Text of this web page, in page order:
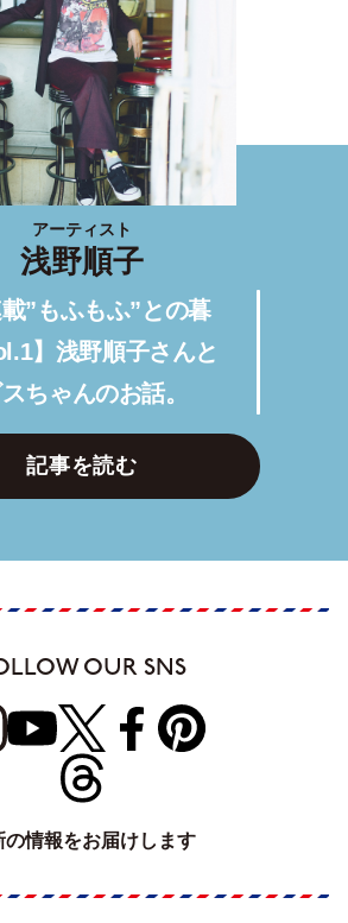
アーティスト
浅野順子
載”もふもふ”との暮
】浅野順子さんと
ちゃんのお話。
記事を読む
OUR SNS
の情報をお届けします